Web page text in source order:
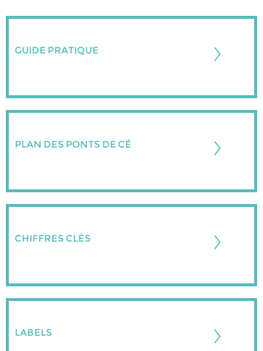
GUIDE PRATIQUE
PLAN DES PONTS DE CÉ
CHIFFRES CLÉS
LABELS